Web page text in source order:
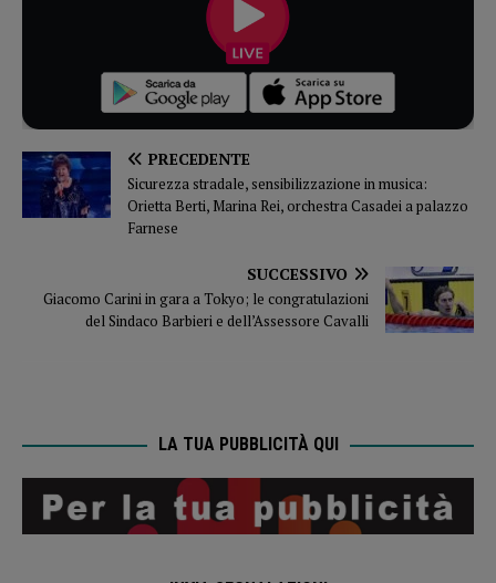
PRECEDENTE
Sicurezza stradale, sensibilizzazione in musica:
Orietta Berti, Marina Rei, orchestra Casadei a palazzo
Farnese
SUCCESSIVO
Giacomo Carini in gara a Tokyo; le congratulazioni
del Sindaco Barbieri e dell’Assessore Cavalli
LA TUA PUBBLICITÀ QUI